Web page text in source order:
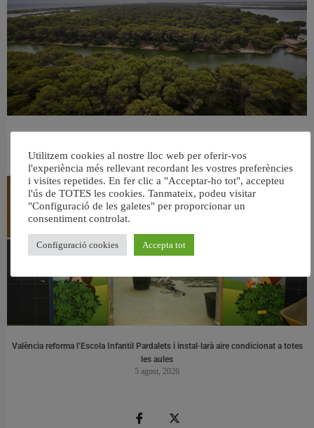
6 agost, 2026
València reforma l’Escola Infantil Pardalets i instal·larà aire condicionat a totes
les aules
5 agost, 2026
Utilitzem cookies al nostre lloc web per oferir-vos
l'experiència més rellevant recordant les vostres preferències
i visites repetides. En fer clic a "Acceptar-ho tot", accepteu
l'ús de TOTES les cookies. Tanmateix, podeu visitar
"Configuració de les galetes" per proporcionar un
consentiment controlat.
Configuració cookies Accepta tot